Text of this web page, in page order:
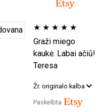
★ ★ ★ ★ ★
Graži miego
kaukė. Labai ačiū!
Teresa
Žr. originalo kalba
Paskelbta